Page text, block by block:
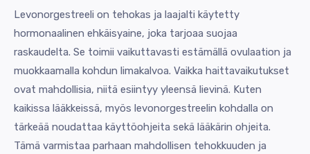
Levonorgestreeli on tehokas ja laajalti käytetty
hormonaalinen ehkäisyaine, joka tarjoaa suojaa
raskaudelta. Se toimii vaikuttavasti estämällä ovulaation ja
muokkaamalla kohdun limakalvoa. Vaikka haittavaikutukset
ovat mahdollisia, niitä esiintyy yleensä lievinä. Kuten
kaikissa lääkkeissä, myös levonorgestreelin kohdalla on
tärkeää noudattaa käyttöohjeita sekä lääkärin ohjeita.
Tämä varmistaa parhaan mahdollisen tehokkuuden ja